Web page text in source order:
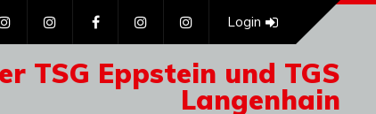
TSG Eppstein und TGS
Langenhain
Login